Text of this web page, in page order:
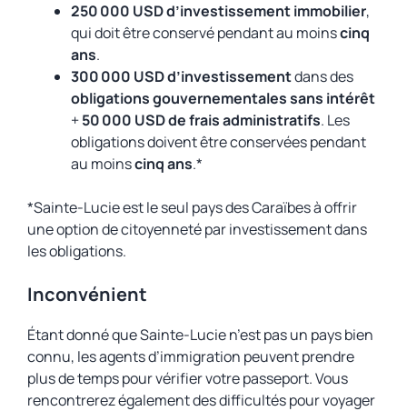
250 000 USD d’investissement immobilier,
qui doit être conservé pendant au moinscinq
ans.
300 000 USD d’investissementdans des
obligations gouvernementales sans intérêt
+50 000 USD de frais administratifs. Les
obligations doivent être conservées pendant
au moinscinq ans.*
*Sainte-Lucie est le seul pays des Caraïbes à offrir
une option de citoyenneté par investissement dans
les obligations.
Inconvénient
Étant donné que Sainte-Lucie n’est pas un pays bien
connu, les agents d’immigration peuvent prendre
plus de temps pour vérifier votre passeport. Vous
rencontrerez également des difficultés pour voyager